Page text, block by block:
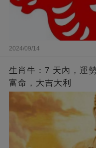
2024/09/14
生肖牛：7 天內，運
富命，大吉大利